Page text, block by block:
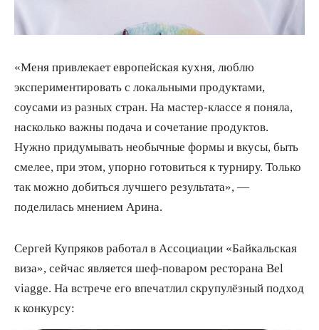
«Меня привлекает европейская кухня, люблю
экспериментировать с локальными продуктами,
соусами из разных стран. На мастер-классе я поняла,
насколько важны подача и сочетание продуктов.
Нужно придумывать необычные формы и вкусы, быть
смелее, при этом, упорно готовиться к турниру. Только
так можно добиться лучшего результата», —
поделилась мнением Арина.
Сергей Купряков работал в Ассоциации «Байкальская
виза», сейчас является шеф-поваром ресторана Bel
viagge. На встрече его впечатлил скрупулёзный подход
к конкурсу: